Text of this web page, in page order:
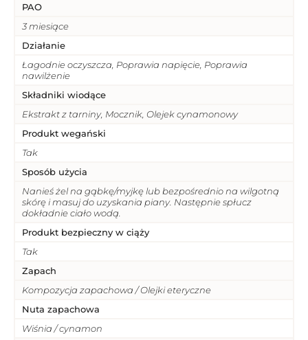
PAO
3 miesiące
Działanie
Łagodnie oczyszcza, Poprawia napięcie, Poprawia
nawilżenie
Składniki wiodące
Ekstrakt z tarniny, Mocznik, Olejek cynamonowy
Produkt wegański
Tak
Sposób użycia
Nanieś żel na gąbkę/myjkę lub bezpośrednio na wilgotną
skórę i masuj do uzyskania piany. Następnie spłucz
dokładnie ciało wodą.
Produkt bezpieczny w ciąży
Tak
Zapach
Kompozycja zapachowa / Olejki eteryczne
Nuta zapachowa
Wiśnia / cynamon